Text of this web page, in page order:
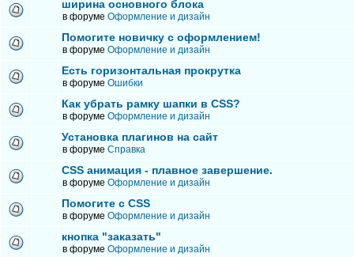
ширина основного блока
в форуме Оформление и дизайн
Помогите новичку с оформлением!
в форуме Оформление и дизайн
Есть горизонтальная прокрутка
в форуме Ошибки
Как убрать рамку шапки в СSS?
в форуме Оформление и дизайн
Установка плагинов на сайт
в форуме Справка
CSS анимация - плавное завершение.
в форуме Оформление и дизайн
Помогите с СSS
в форуме Оформление и дизайн
кнопка "заказать"
в форуме Оформление и дизайн